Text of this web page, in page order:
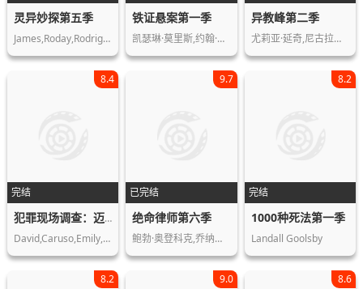
灵异妙探第五季
James,Roday,Rodriguez,杜勒·希尔,蒂莫西·奥门德森…
铁证悬案第一季
凯瑟琳·莫里斯,约翰·芬,杰雷米·拉特…
异教峰第二季
尤莉亚·延奇,尼古拉斯·奥夫恰雷克,G…
完结
8.4
犯罪现场调查：迈阿密篇第九季
David,Caruso,Emily,Procter,Adam,Rodr…
已完结
9.7
绝命律师第六季
鲍勃·奥登科克,乔纳森·班克斯,蕾亚·…
完结
8.2
1000种死法第一季
Landall Goolsby
8.2 9.0 8.6